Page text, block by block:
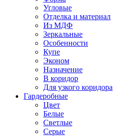
Угловые
Отделка и материал
Из МДФ
Зеркальные
Особенности
Купе
Эконом
Назначение
В коридор
Для узкого коридора
Гардеробные
Цвет
Белые
Светлые
Серые